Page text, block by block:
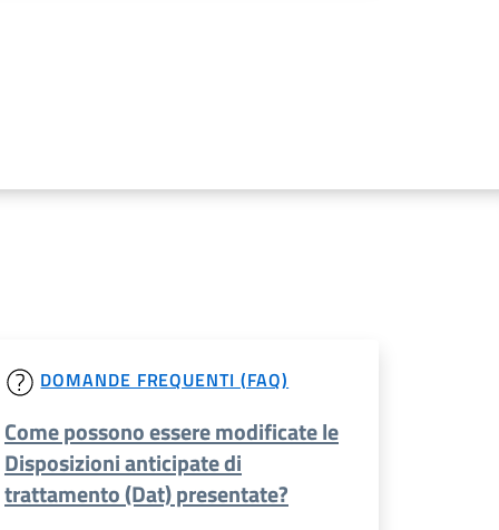
DOMANDE FREQUENTI (FAQ)
Come possono essere modificate le
Disposizioni anticipate di
trattamento (Dat) presentate?